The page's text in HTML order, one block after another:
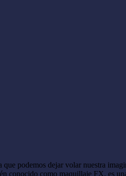
podemos dejar volar nuestra
conocido como maquillaje FX, es